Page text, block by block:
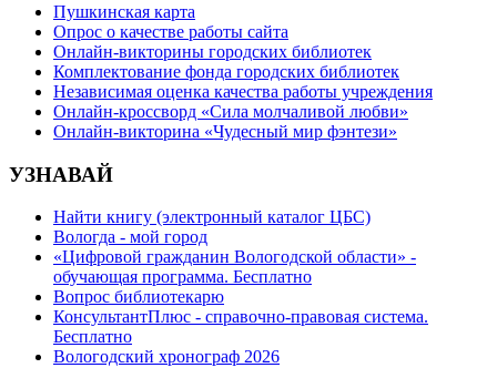
Пушкинская карта
Опрос о качестве работы сайта
Онлайн-викторины городских библиотек
Комплектование фонда городских библиотек
Независимая оценка качества работы учреждения
Онлайн-кроссворд «Сила молчаливой любви»
Онлайн-викторина «Чудесный мир фэнтези»
УЗНАВАЙ
Найти книгу (электронный каталог ЦБС)
Вологда - мой город
«Цифровой гражданин Вологодской области» -
обучающая программа. Бесплатно
Вопрос библиотекарю
КонсультантПлюс - справочно-правовая система.
Бесплатно
Вологодский хронограф 2026